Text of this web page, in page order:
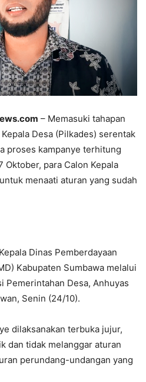
– Memasuki tahapan
Desa (Pilkades) serentak
proses kampanye terhitung
Oktober, para Calon Kepala
menaati aturan yang sudah
Dinas Pemberdayaan
Kabupaten Sumbawa melalui
Pemerintahan Desa, Anhuyas
Senin (24/10).
dilaksanakan terbuka jujur,
dan tidak melanggar aturan
perundang-undangan yang